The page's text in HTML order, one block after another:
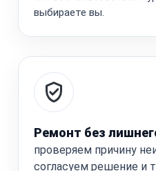
выбираете вы.
Ремонт без
проверяем причину
согласуем решение и